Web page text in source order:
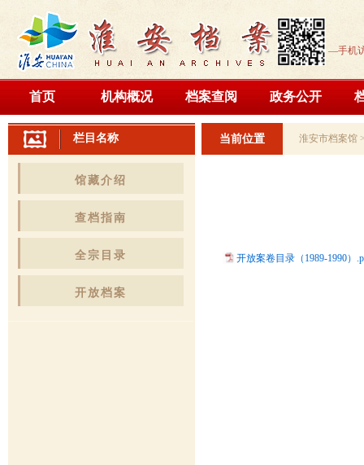
—手机
首页 机构概况 档案查阅 政务公开
栏目名称
馆藏介绍
查档指南
全宗目录
开放档案
当前位置 淮安市档案馆
开放案卷目录（1989-1990）